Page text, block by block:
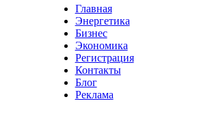
Главная
Энергетика
Бизнес
Экономика
Регистрация
Контакты
Блог
Реклама